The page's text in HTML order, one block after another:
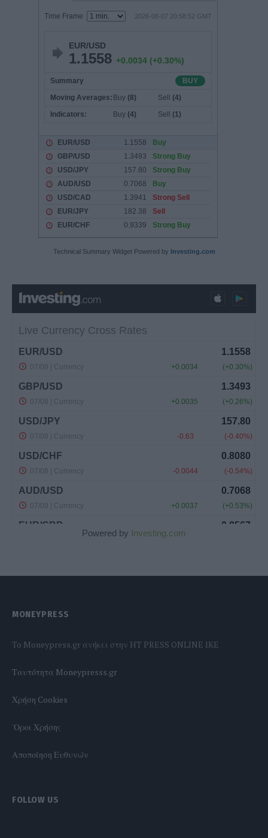
Technical Summary Widget Powered by Investing.com
Powered by Investing.com
MONEYPRESS
To Moneypress.gr ανήκει στην HT PRESS ONLINE IKE
Tαυτότητα Moneypresss.gr
Χρήση Cookies
'Οροι Χρήσης
Αποποίηση Ευθυνών
FOLLOW US